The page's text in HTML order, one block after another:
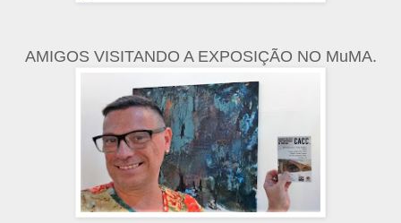
AMIGOS VISITANDO A EXPOSIÇÃO NO MuMA.